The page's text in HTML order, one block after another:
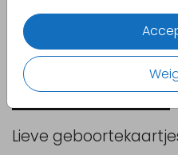
Alle geboortekaartjes
Lieve